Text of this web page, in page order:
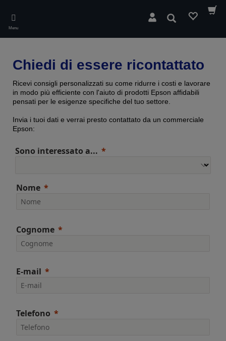
main
content
Menu
Cerca
Chiedi di essere ricontattato
Ricevi consigli personalizzati su come ridurre i costi e lavorare
in modo più efficiente con l'aiuto di prodotti Epson affidabili
pensati per le esigenze specifiche del tuo settore.
Invia i tuoi dati e verrai presto contattato da un commerciale
Epson:
Sono interessato a...
Nome
Cognome
E-mail
Telefono